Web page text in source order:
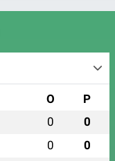
O P
0 0
0 0